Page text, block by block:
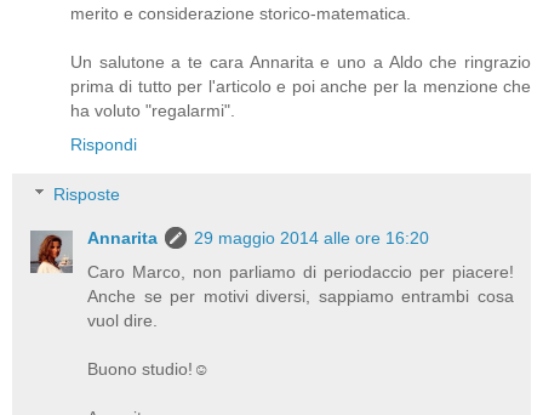
merito e considerazione storico-matematica.
Un salutone a te cara Annarita e uno a Aldo che ringrazio
prima di tutto per l'articolo e poi anche per la menzione che
ha voluto "regalarmi".
Rispondi
Risposte
Annarita
29 maggio 2014 alle ore 16:20
Caro Marco, non parliamo di periodaccio per piacere!
Anche se per motivi diversi, sappiamo entrambi cosa
vuol dire.
Buono studio!☺